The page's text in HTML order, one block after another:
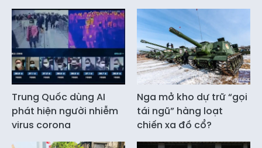
Trung Quốc dùng AI
phát hiện người nhiễm
virus corona
Nga mở kho dự trữ “gọi
tái ngũ” hàng loạt
chiến xa đồ cổ?